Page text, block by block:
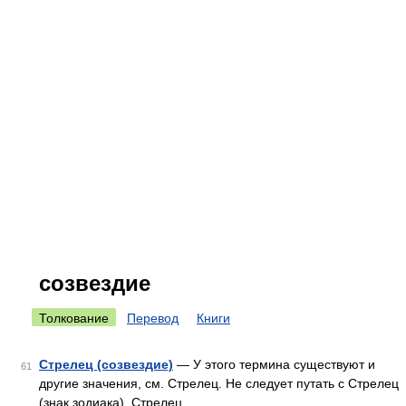
созвездие
Толкование Перевод Книги
61 Стрелец (созвездие) — У этого термина существуют и
другие значения, см. Стрелец. Не следует путать с Стрелец
(знак зодиака). Стрелец …